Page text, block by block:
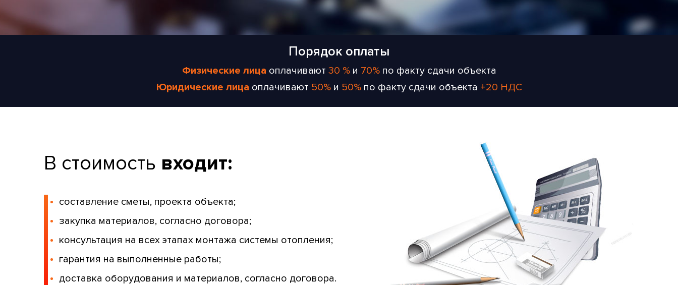
Порядок оплаты
Физические лица оплачивают 30 %и 70%по факту сдачи объекта
Юридические лица оплачивают 50%и 50%по факту сдачи объекта +20 НДС
В стоимость входит:
составление сметы, проекта объекта;
закупка материалов, согласно договора;
консультация на всех этапах монтажа системы отопления;
гарантия на выполненные работы;
доставка оборудования и материалов, согласно договора.